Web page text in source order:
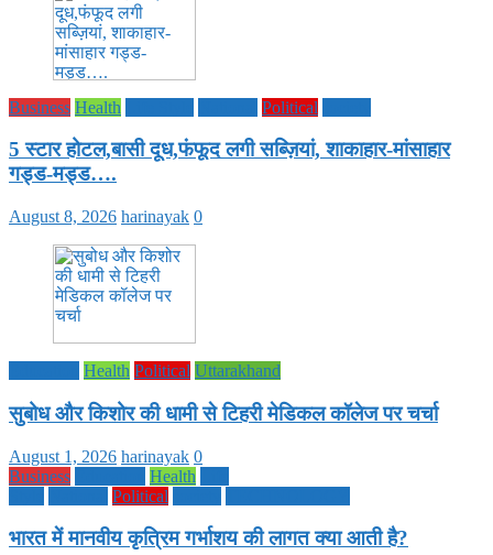
Business Health Political
5 स्टार होटल,बासी दूध,फंफूद लगी सब्ज़ियां, शाकाहार-मांसाहार
गड्ड-मड्ड….
August 8, 2026 harinayak 0
Health Political Uttarakhand
सुबोध और किशोर की धामी से टिहरी मेडिकल कॉलेज पर चर्चा
August 1, 2026 harinayak 0
Business
Health
Political
भारत में मानवीय कृत्रिम गर्भाशय की लागत क्या आती है?